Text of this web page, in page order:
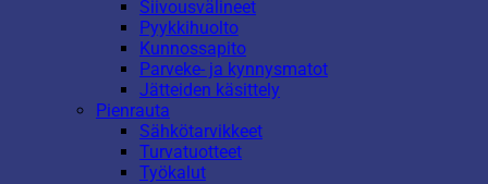
Siivousvälineet
Pyykkihuolto
Kunnossapito
Parveke- ja kynnysmatot
Jätteiden käsittely
Pienrauta
Sähkötarvikkeet
Turvatuotteet
Työkalut